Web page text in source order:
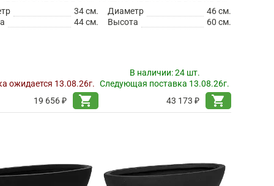
34 см.
44 см.
ожидается 13.08.26г.
19 656 ₽
shopping_cart
Диаметр
46 см.
Высота
60 см.
В наличии:24 шт.
Следующая поставка 13.08.26г.
43 173 ₽
shopping_cart